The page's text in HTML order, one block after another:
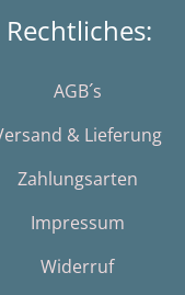
Rechtliches:
AGB´s
& Lieferung
Zahlungsarten
Impressum
Widerruf